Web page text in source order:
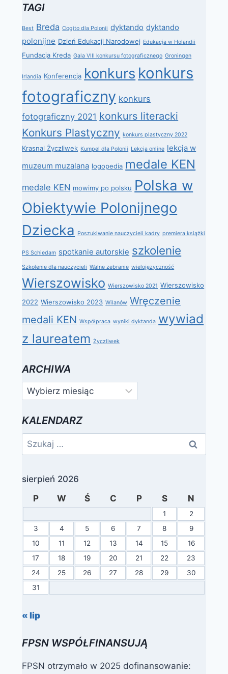
TAGI
Best Breda Cogito dla Polonii dyktando dyktando
polonijne Dzień Edukacji Narodowej Edukacja w Holandii
Fundacja Kreda Gala VIII konkursu fotograficznego Groningen
Irlandia Konferencja konkurs konkurs
fotograficzny konkurs
fotograficzny 2021 konkurs literacki
Konkurs Plastyczny konkurs plastyczny 2022
Krasnal Życzliwek Kumpel dla Polonii Lekcja online lekcja w
muzeum muzalana logopedia medale KEN
medale KEN mowimy po polsku Polska w
Obiektywie Polonijnego
Dziecka
Poszukiwanie nauczycieli kadry premiera książki
PS Schiedam spotkanie autorskie szkolenie
Szkolenie dla nauczycieli Walne zebranie wielojęzyczność
Wierszowisko Wierszowisko 2021 Wierszowisko
2022 Wierszowisko 2023 Wilanów Wręczenie
medali KEN Współpraca wyniki dyktanda wywiad
z laureatem Życzliwek
ARCHIWA
Archiwa
KALENDARZ
Szukaj:
sierpień 2026
P
W Ś C P S N
1
2
3
4 5 6 7 8
9
10
11 12 13 14 15
16
17
18 19 20 21 22
23
24
25 26 27 28 29
30
31
« lip
FPSN WSPÓŁFINANSUJĄ
FPSN otrzymało w 2025 dofinansowanie: